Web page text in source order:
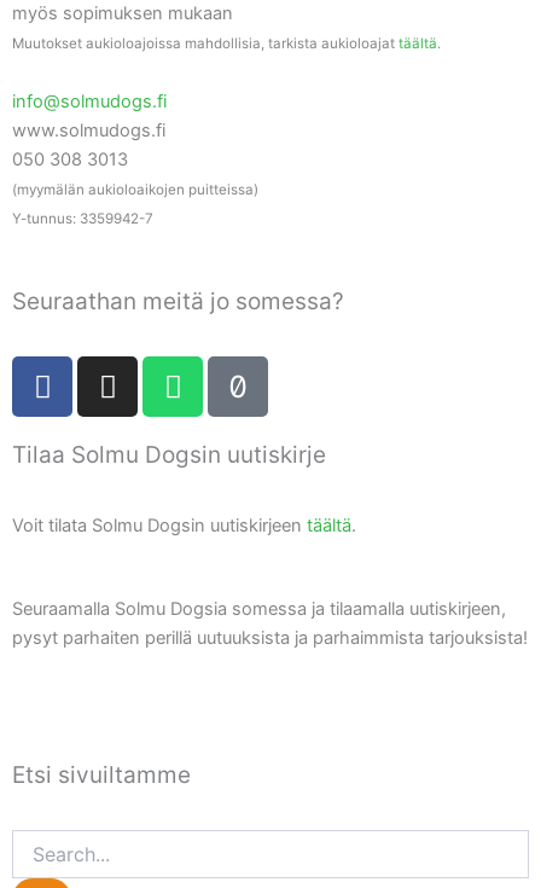
myös sopimuksen mukaan
Muutokset aukioloajoissa mahdollisia, tarkista aukioloajat täältä.
info@solmudogs.fi
www.solmudogs.fi
050 308 3013
(myymälän aukioloaikojen puitteissa)
Y-tunnus: 3359942-7
Seuraathan meitä jo somessa?
F
a
e
o
I
n
t
g
m
W
h
t
a
T
i
t
k
Tilaa Solmu Dogsin uutiskirje
Voit tilata Solmu Dogsin uutiskirjeen täältä.
Seuraamalla Solmu Dogsia somessa ja tilaamalla uutiskirjeen,
pysyt parhaiten perillä uutuuksista ja parhaimmista tarjouksista!
Etsi sivuiltamme